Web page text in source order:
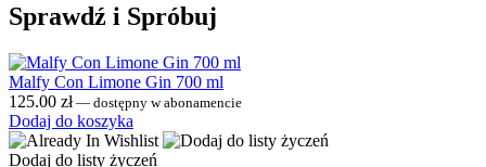
Sprawdź i Spróbuj
Malfy Con Limone Gin 700 ml
125.00 zł — dostępny w abonamencie
Dodaj do koszyka
Dodaj do listy życzeń